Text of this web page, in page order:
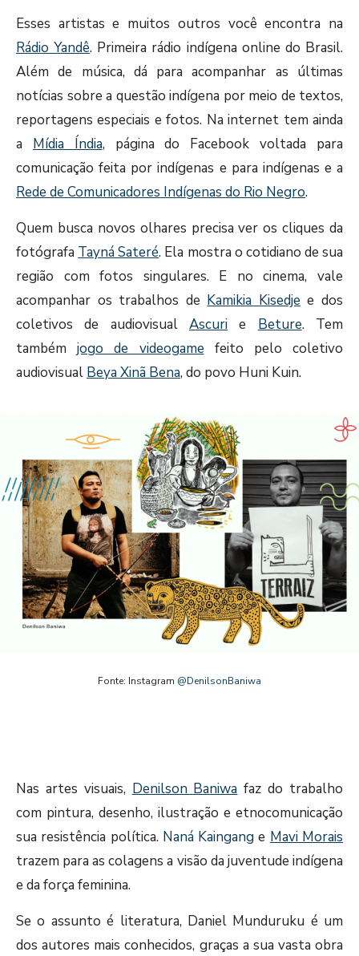
Esses artistas e muitos outros você encontra na
Rádio Yandê. Primeira rádio indígena online do Brasil.
Além de música, dá para acompanhar as últimas
notícias sobre a questão indígena por meio de textos,
reportagens especiais e fotos. Na internet tem ainda
a Mídia Índia, página do Facebook voltada para
comunicação feita por indígenas e para indígenas e a
Rede de Comunicadores Indígenas do Rio Negro.
Quem busca novos olhares precisa ver os cliques da
fotógrafa Tayná Sateré. Ela mostra o cotidiano de sua
região com fotos singulares. E no cinema, vale
acompanhar os trabalhos de Kamikia Kisedje e dos
coletivos de audiovisual Ascuri e Beture. Tem
tambémjogo de videogame feito pelo coletivo
audiovisual Beya Xinã Bena, do povo Huni Kuin.
Fonte: Instagram @DenilsonBaniwa
Nas artes visuais, Denilson Baniwa faz do trabalho
com pintura, desenho, ilustração e etnocomunicação
sua resistência política. Naná Kaingang e Mavi Morais
trazem para as colagens a visão da juventude indígena
e da força feminina.
Se o assunto é literatura, Daniel Munduruku é um
dos autores mais conhecidos, graças a sua vasta obra